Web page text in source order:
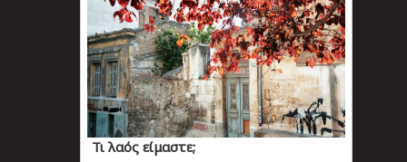
Τι λαός είμαστε;